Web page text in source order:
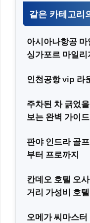
같은 카테고리
아시아나항공
싱가포르 마일
인천공항 vip 라
주차된 차 긁었
보는 완벽 가이드
판야 인드라 골
부터 프로까지
칸데오 호텔 오
거리 가성비 호텔
오메가 씨마스